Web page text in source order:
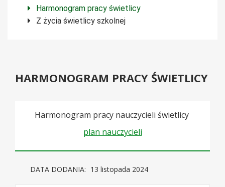
Harmonogram pracy świetlicy
Z życia świetlicy szkolnej
HARMONOGRAM PRACY ŚWIETLICY
Harmonogram pracy nauczycieli świetlicy
plan nauczycieli
DATA DODANIA: 13 listopada 2024